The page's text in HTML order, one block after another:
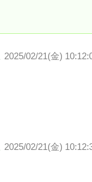
2025/02/21(金)
2025/02/21(金)